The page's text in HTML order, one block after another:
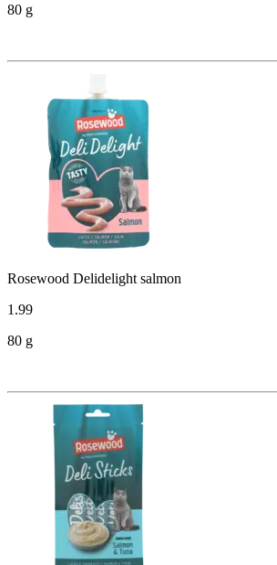
80 g
Rosewood Delidelight salmon
1.99
80 g